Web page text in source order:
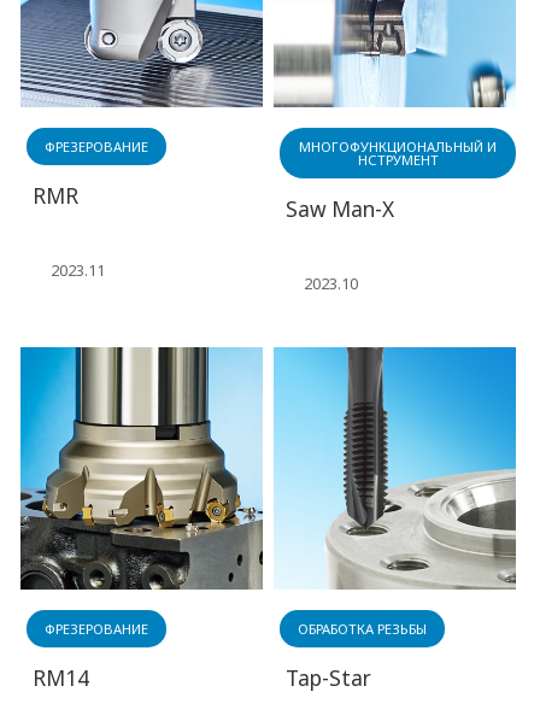
ФРЕЗЕРОВАНИЕ
RMR
2023.11
МНОГОФУНКЦИОНАЛЬНЫЙ И
НСТРУМЕНТ
Saw Man-X
2023.10
ФРЕЗЕРОВАНИЕ
RM14
ОБРАБОТКА РЕЗЬБЫ
Tap-Star